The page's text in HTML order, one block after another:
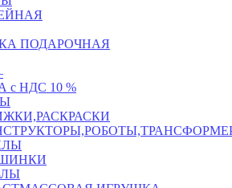
ПОДАРОЧНАЯ
НДС 10 %